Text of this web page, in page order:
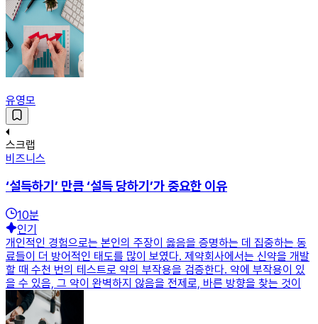
유영모
스크랩
비즈니스
‘설득하기’ 만큼 ‘설득 당하기’가 중요한 이유
10분
인기
개인적인 경험으로는 본인의 주장이 옳음을 증명하는 데 집중하는 동
료들이 더 방어적인 태도를 많이 보였다. 제약회사에서는 신약을 개발
할 때 수천 번의 테스트로 약의 부작용을 검증한다. 약에 부작용이 있
을 수 있음, 그 약이 완벽하지 않음을 전제로, 바른 방향을 찾는 것이